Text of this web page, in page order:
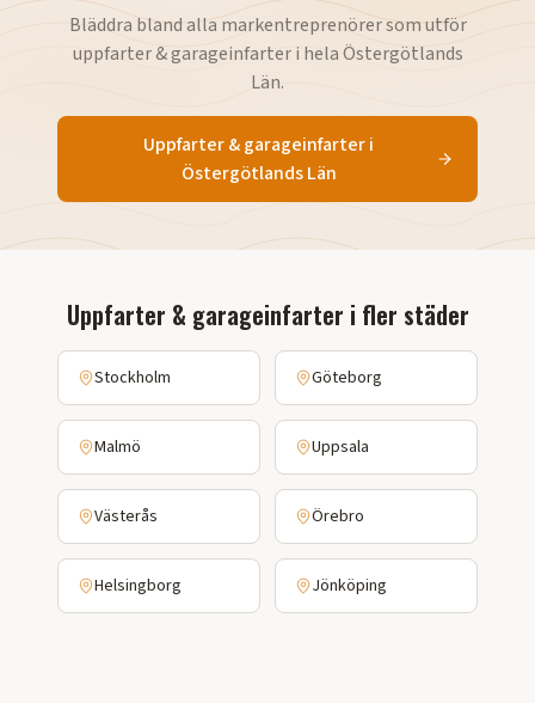
Bläddra bland alla markentreprenörer som utför
uppfarter & garageinfarteri helaÖstergötlands
Län.
Uppfarter & garageinfarteri
Östergötlands Län
Uppfarter & garageinfarter i fler städer
Stockholm Göteborg
Malmö Uppsala
Västerås Örebro
Helsingborg Jönköping